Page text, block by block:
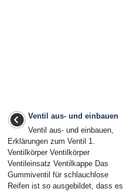
Ventil aus- und einbauen
Ventil aus- und einbauen,
Erklärungen zum Ventil 1.
Ventilkörper Ventilkörper
Ventileinsatz Ventilkappe Das
Gummiventil für schlauchlose
Reifen ist so ausgebildet, dass es